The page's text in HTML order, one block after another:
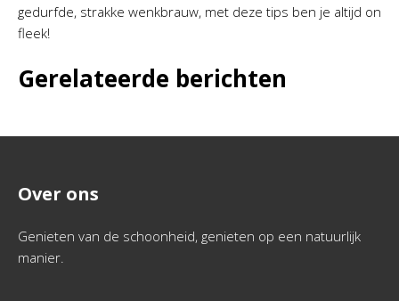
gedurfde, strakke wenkbrauw, met deze tips ben je altijd on
fleek!
Gerelateerde berichten
Over ons
Genieten van de schoonheid, genieten op een natuurlijk
manier.